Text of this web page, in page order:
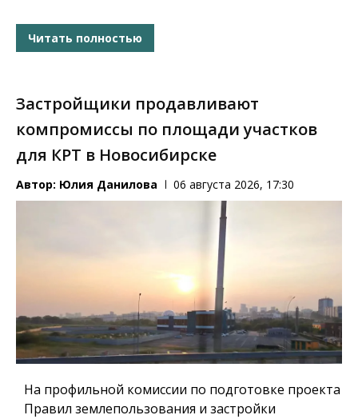
Читать полностью
Застройщики продавливают
компромиссы по площади участков
для КРТ в Новосибирске
Автор: Юлия Данилова 06 августа 2026, 17:30
На профильной комиссии по подготовке проекта
Правил землепользования и застройки